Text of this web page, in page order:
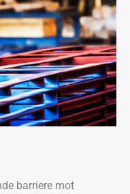
barriere mot